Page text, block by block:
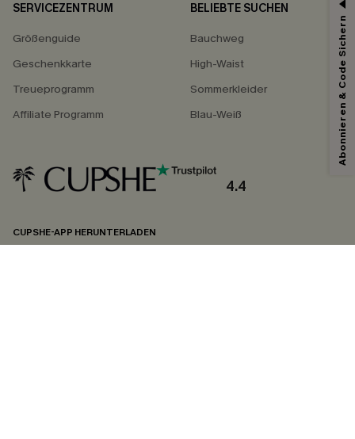
SERVICEZENTRUM
Größenguide
Geschenkkarte
Treueprogramm
Affiliate Programm
BELIEBTE SUCHEN
Bauchweg
High-Waist
Sommerkleider
Blau-Weiß
4.4
CUPSHE-APP HERUNTERLADEN
Abonnieren & Code Sichern